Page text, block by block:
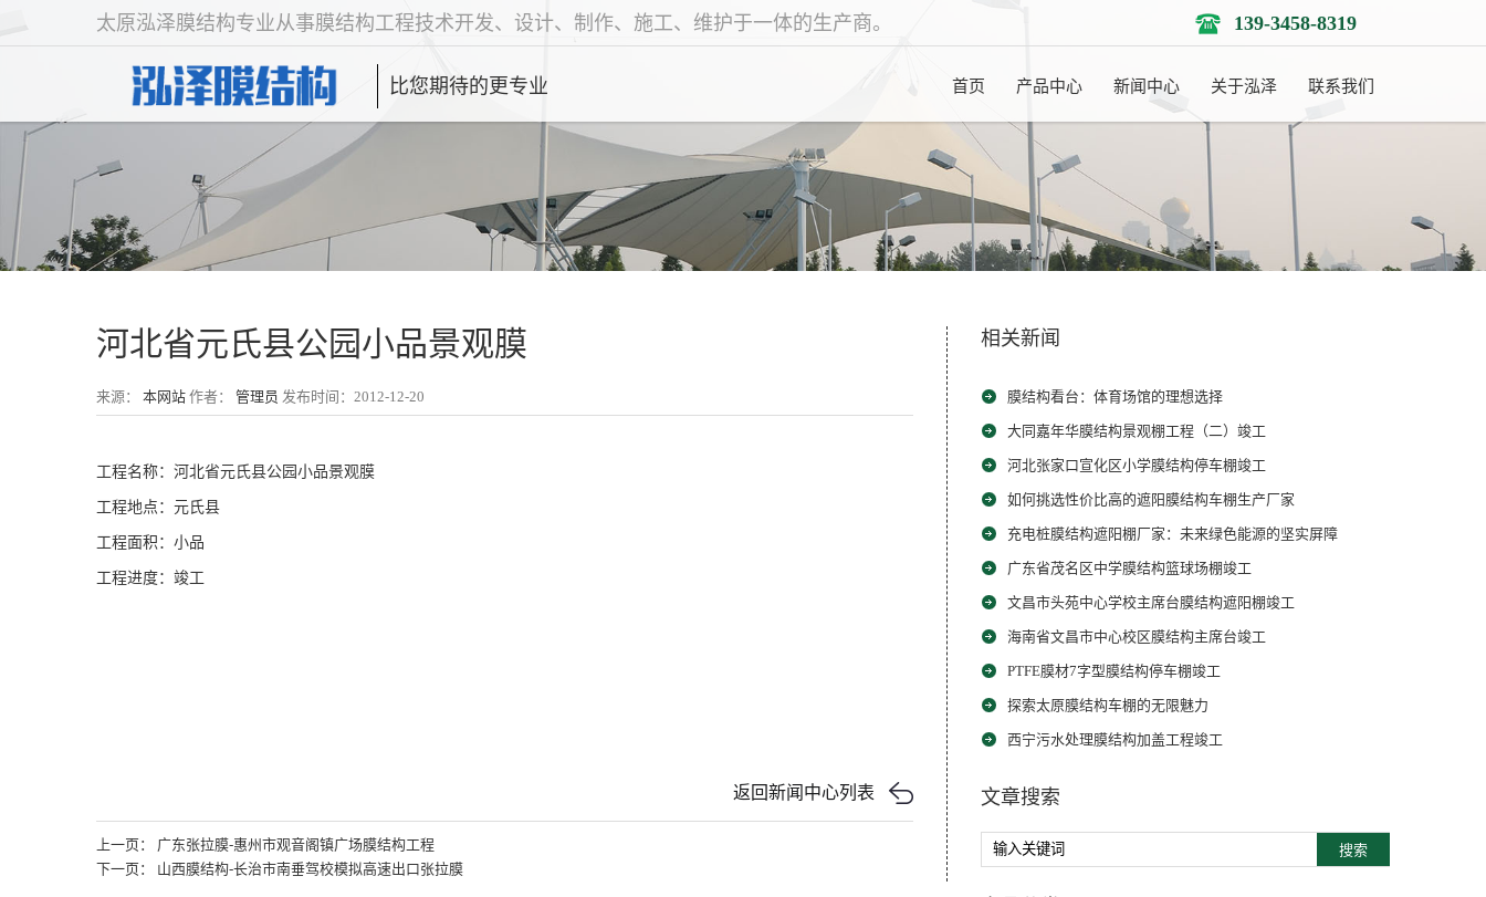
太原泓泽膜结构专业从事膜结构工程技术开发、设计、制作、施工、维护于一体的生产商。 139-3458-8319
比您期待的更专业 首页 产品中心 新闻中心 关于泓泽 联系我们
河北省元氏县公园小品景观膜
来源： 本网站 作者： 管理员 发布时间：2012-12-20
工程名称：河北省元氏县公园小品景观膜
工程地点：元氏县
工程面积：小品
工程进度：竣工
返回新闻中心列表
上一页： 广东张拉膜-惠州市观音阁镇广场膜结构工程
下一页： 山西膜结构-长治市南垂驾校模拟高速出口张拉膜
相关新闻
膜结构看台：体育场馆的理想选择
大同嘉年华膜结构景观棚工程（二）竣工
河北张家口宣化区小学膜结构停车棚竣工
如何挑选性价比高的遮阳膜结构车棚生产厂家
充电桩膜结构遮阳棚厂家：未来绿色能源的坚实屏障
广东省茂名区中学膜结构篮球场棚竣工
文昌市头苑中心学校主席台膜结构遮阳棚竣工
海南省文昌市中心校区膜结构主席台竣工
PTFE膜材7字型膜结构停车棚竣工
探索太原膜结构车棚的无限魅力
西宁污水处理膜结构加盖工程竣工
文章搜索
搜索